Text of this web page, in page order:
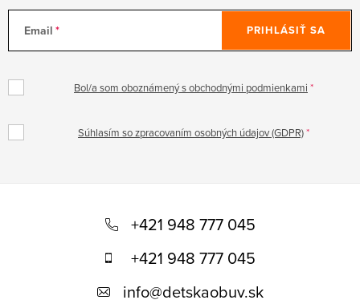
u
Email
Bol/a som oboznámený s obchodnými podmienkami
Súhlasím so zpracovaním osobných údajov (GDPR)
PRIHLÁSIŤ SA
+421 948 777 045
+421 948 777 045
info@detskaobuv.sk